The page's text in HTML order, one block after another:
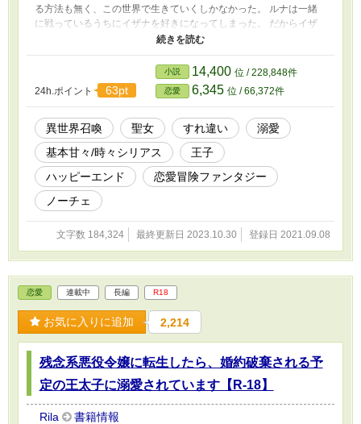
る方法も無く、この世界で生きていくしかなかった。 ルナは一緒
に戦っているうちにイザナを好きになってしまった。 だからイザ
ナとの結婚を喜んだ。 そして結婚から2年。ルナは白い結婚を続け
ていた。 国王によって強引に決められてしまった結婚故にイザナ
は渋々自分と結婚したのではないかと思い始めていた。 そんな時
にイザナの元婚約者であるティアラが現れイザナと仲良く話してい
る場面を偶然見てしまう。 ショックを受けたルナは離婚して王城
を去ることを決意する。 しかしイザナにも理由があり、物語は意
外な方向へと進み始めていく。 ※ムーンライトノベルズさんでも
掲載してます。 2023/06/22 ＊＊お知らせと修正＊＊ 漸く修正が終
わりました。長らくお待たせしてしまい申し訳ありません。 56話
～58話の北の森の3話分は一つの話に纏めました。 その為２話分の
ページを削除しました。 物語の大まかなストーリーは変わってい
ませんが、ルナの心情がもう少し分かりやすくなるために３万字程
度加筆してあります。 文章がおかしい部分も修正しましたが、ま
だおかしかったらすみません（汗） ＊＊＊補足説明＊＊＊ R18作
品です。ご注意ください。 基本的に前戯～本番に※をつけていま
24h.ポイント 63pt
小説 14,400 位 / 228,848件
恋愛 6,345 位 / 66,372件
異世界召喚 聖女 すれ違い
溺愛
基本甘々/時々シリアス
王子
ハッピーエンド
恋愛冒険ファンタジー
ノーチェ
文字数 184,324 最終更新日 2023.10.30 登録日 2021.09.08
恋愛 連載中 長編 R18
お気に入りに追加 2,214
残念系悪役令嬢に転生したら、婚約破棄される予
定の王太子に溺愛されています【R-18】
Rila 書籍情報